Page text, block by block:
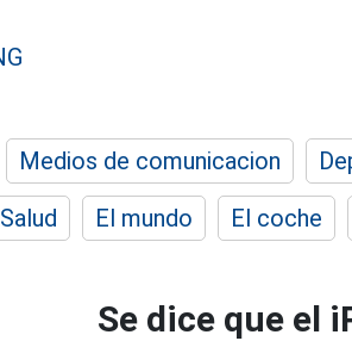
Medios de comunicacion
Salud El mundo El coche
Se dice que el